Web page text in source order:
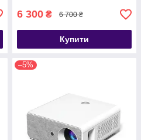
6 300 ₴ 6 700 ₴
Купити
–5%